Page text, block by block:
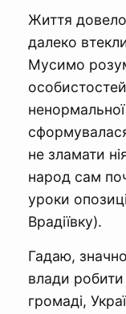
Життя
далеко
Мусимо
не зламати
народ сам
уроки
Врадіївку).
Гадаю,
влади робити
громаді,